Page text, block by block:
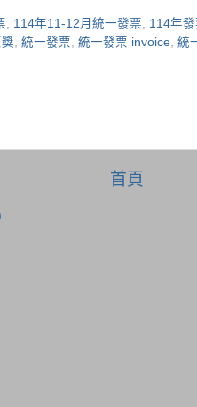
114年11-12月統一發票 114年
統一發票 統一發票 invoice 統
首頁